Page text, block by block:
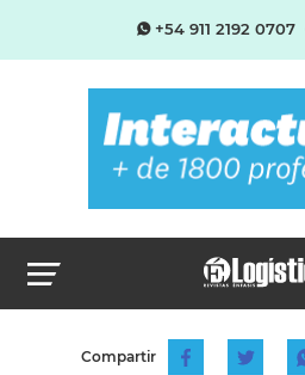
+54 911 2192 0707
Compartir